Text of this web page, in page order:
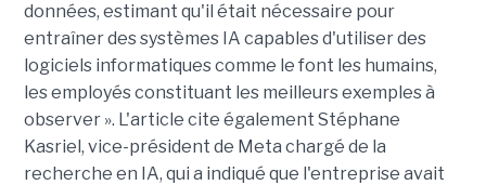
données, estimant qu'il était nécessaire pour
entraîner des systèmes IA capables d'utiliser des
logiciels informatiques comme le font les humains,
les employés constituant les meilleurs exemples à
observer ». L'article cite également Stéphane
Kasriel, vice-président de Meta chargé de la
recherche en IA, qui a indiqué que l'entreprise avait